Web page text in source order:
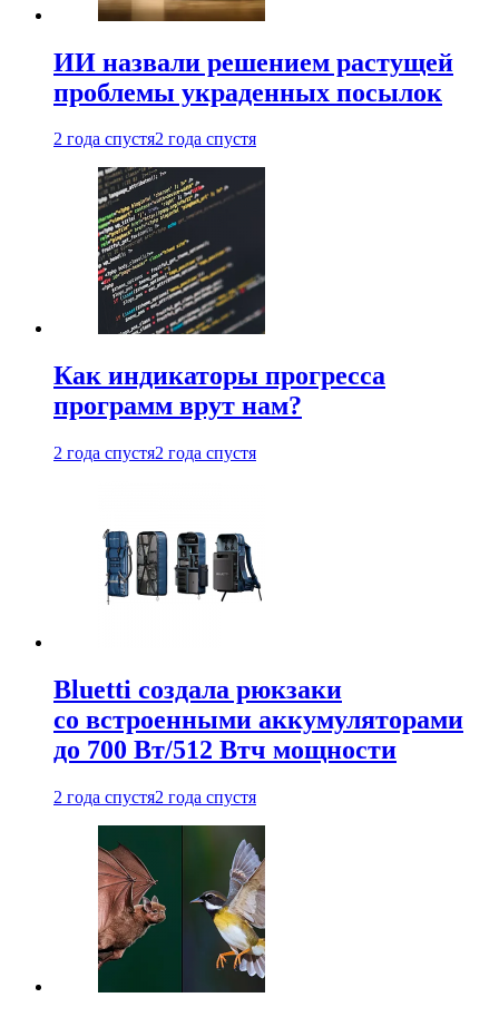
ИИ назвали решением растущей
проблемы украденных посылок
2 года спустя2 года спустя
Как индикаторы прогресса
программ врут нам?
2 года спустя2 года спустя
Bluetti создала рюкзаки
со встроенными аккумуляторами
до 700 Вт/512 Втч мощности
2 года спустя2 года спустя